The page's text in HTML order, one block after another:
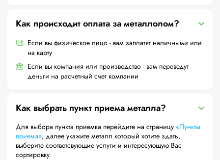
Как происходит оплата за металлолом?
Если вы физическое лицо - вам заплатят наличными или
на карту
Если вы компания или производство - вам переведут
деньги на расчетный счет компании
Как выбрать пункт приема металла?
Для выбора пункта приемка перейдите на страницу «Пункты
приема», далее укажите металл который хотите здать,
выберите соответсвующие услуги и интересующую Вас
сортировку.